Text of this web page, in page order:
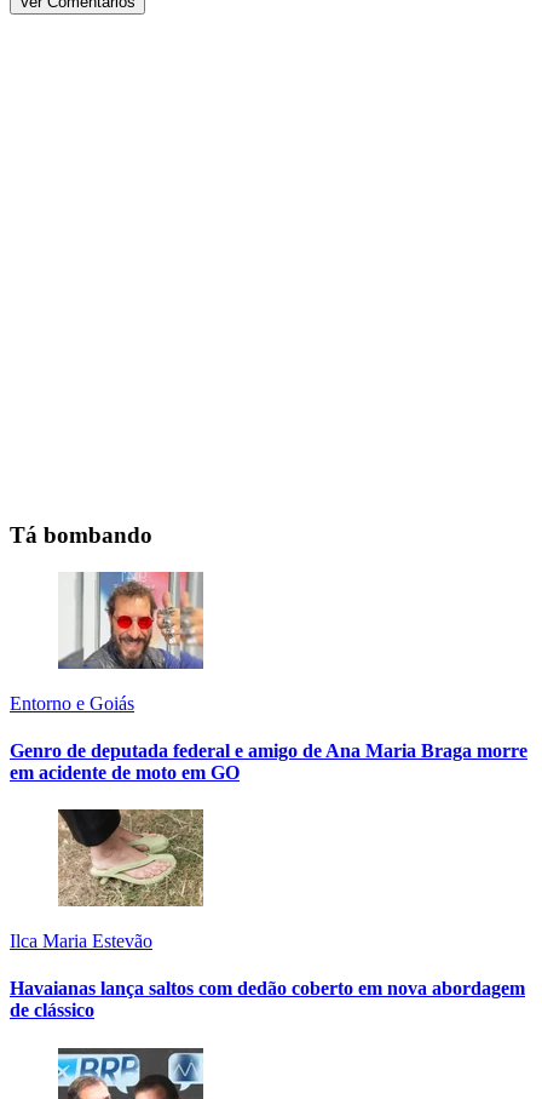
Tá bombando
Entorno e Goiás
Genro de deputada federal e amigo de Ana Maria Braga morre
em acidente de moto em GO
Ilca Maria Estevão
Havaianas lança saltos com dedão coberto em nova abordagem
de clássico